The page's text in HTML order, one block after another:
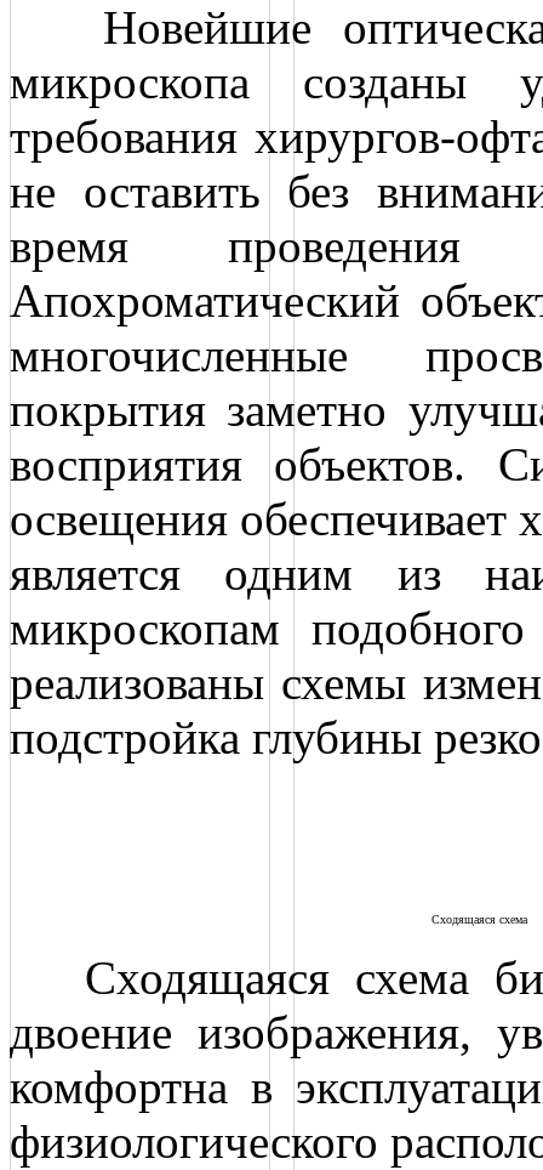
Новейшие
микроскопа созданы
требования хирургов-
не оставить без
время проведения
Апохроматический
многочисленные
покрытия заметно
восприятия объектов.
освещения обеспечивает
является одним из
микроскопам
реализованы схемы
подстройка глубины
Сходящаяся схема
Сходящаяся схема
двоение изображения,
комфортна в
физиологического